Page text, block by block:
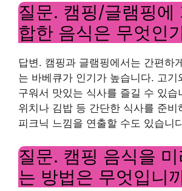
질문. 캠핑/글램핑에
합한 음식은 무엇인
답변. 캠핑과 글램핑에서는 간편하
는 바베큐가 인기가 높습니다. 고기
구워서 맛있는 식사를 즐길 수 있습
위치나 김밥 등 간단한 식사를 준비
피크닉 느낌을 연출할 수도 있습니
질문. 캠핑 음식을
는 방법은 무엇입니